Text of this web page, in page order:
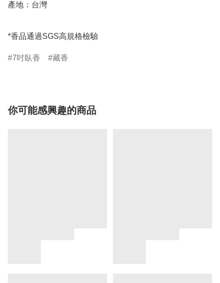
產地：台灣
*香品通過SGS高規格檢驗
7吋臥香 藏香
你可能感興趣的商品